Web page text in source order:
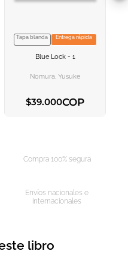
VER INFORMACION
Tapa blanda Entrega rápida
Blue Lock - 1
Nomura, Yusuke
$39.000COP
Compra 100% segura
Envíos nacionales e
internacionales
libro